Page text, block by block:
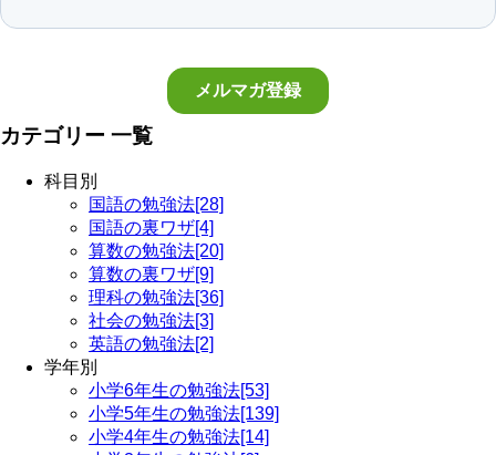
カテゴリー 一覧
科目別
国語の勉強法[28]
国語の裏ワザ[4]
算数の勉強法[20]
算数の裏ワザ[9]
理科の勉強法[36]
社会の勉強法[3]
英語の勉強法[2]
学年別
小学6年生の勉強法[53]
小学5年生の勉強法[139]
小学4年生の勉強法[14]